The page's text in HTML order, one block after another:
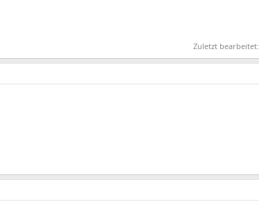
Zuletzt bearbeitet: